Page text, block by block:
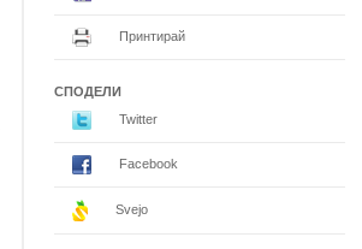
Принтирай
СПОДЕЛИ
Twitter
Facebook
Svejo